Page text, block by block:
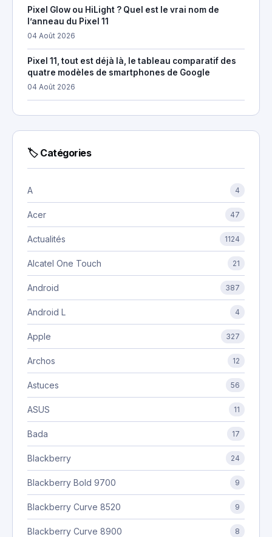
Pixel Glow ou HiLight ? Quel est le vrai nom de
l’anneau du Pixel 11
04 Août 2026
Pixel 11, tout est déjà là, le tableau comparatif des
quatre modèles de smartphones de Google
04 Août 2026
🏷 Catégories
A 4
Acer 47
Actualités 1124
Alcatel One Touch 21
Android 387
Android L 4
Apple 327
Archos 12
Astuces 56
ASUS 11
Bada 17
Blackberry 24
Blackberry Bold 9700 9
Blackberry Curve 8520 9
Blackberry Curve 8900 8